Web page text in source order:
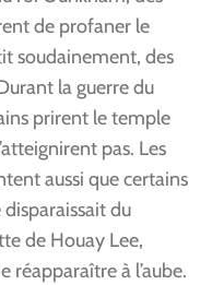
de profaner le
soudainement, des
la guerre du
prirent le temple
pas. Les
aussi que certains
du
de Houay Lee,
réapparaître à l’aube.